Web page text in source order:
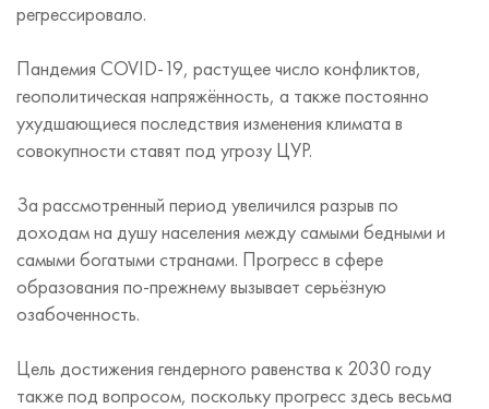
регрессировало.
Пандемия COVID-19, растущее число конфликтов,
геополитическая напряжённость, а также постоянно
ухудшающиеся последствия изменения климата в
совокупности ставят под угрозу ЦУР.
За рассмотренный период увеличился разрыв по
доходам на душу населения между самыми бедными и
самыми богатыми странами. Прогресс в сфере
образования по-прежнему вызывает серьёзную
озабоченность.
Цель достижения гендерного равенства к 2030 году
также под вопросом, поскольку прогресс здесь весьма